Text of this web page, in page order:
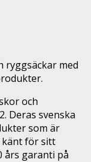
ryggsäckar med
och
Deras svenska
som är
känt för sitt
års garanti på